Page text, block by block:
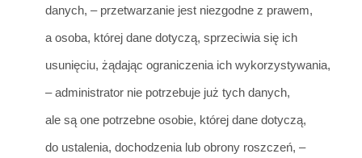
danych, – przetwarzanie jest niezgodne z prawem,
a osoba, której dane dotyczą, sprzeciwia się ich
usunięciu, żądając ograniczenia ich wykorzystywania,
– administrator nie potrzebuje już tych danych,
ale są one potrzebne osobie, której dane dotyczą,
do ustalenia, dochodzenia lub obrony roszczeń, –